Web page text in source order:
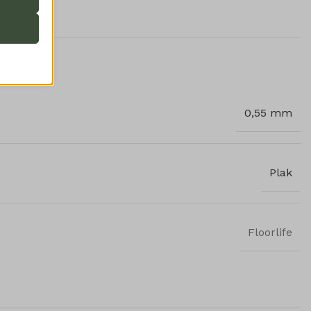
0,55 mm
Plak
Floorlife